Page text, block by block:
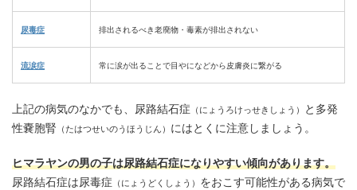
尿毒症 排出されるべき老廃物・毒素が排出されない
流涙症 常に涙が出ることで目やになどから皮膚炎に繋がる
上記の病気のなかでも、尿路結石症 （にょうろけっせきしょう）
と多発
性嚢胞腎 （たはつせいのうほうじん） にはとくに注意しましょう。
ヒマラヤンの男の子は尿路結石症になりやすい傾向があります。
尿路結石症は尿毒症 （にょうどくしょう） をおこす可能性がある病気で